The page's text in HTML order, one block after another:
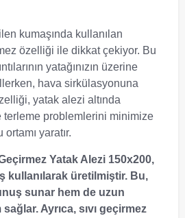
kumaşında kullanılan
özelliği ile dikkat çekiyor. Bu
yatağınızın üzerine
hava sirkülasyonuna
yatak alezi altında
problemlerini minimize
yaratır.
Yatak Alezi 150x200,
kullanılarak üretilmiştir. Bu,
sunar hem de uzun
Ayrıca, sıvı geçirmez